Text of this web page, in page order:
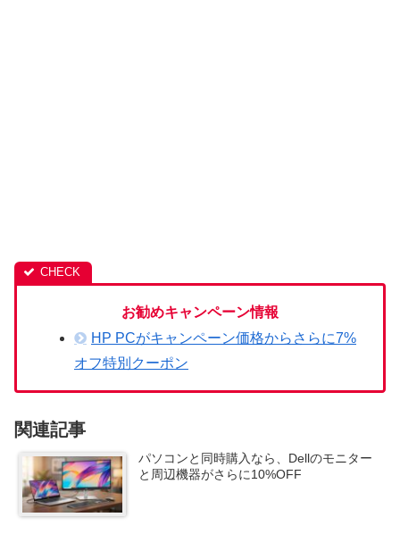
お勧めキャンペーン情報
HP PCがキャンペーン価格からさらに7%
オフ特別クーポン
関連記事
パソコンと同時購入なら、Dellのモニター
と周辺機器がさらに10%OFF